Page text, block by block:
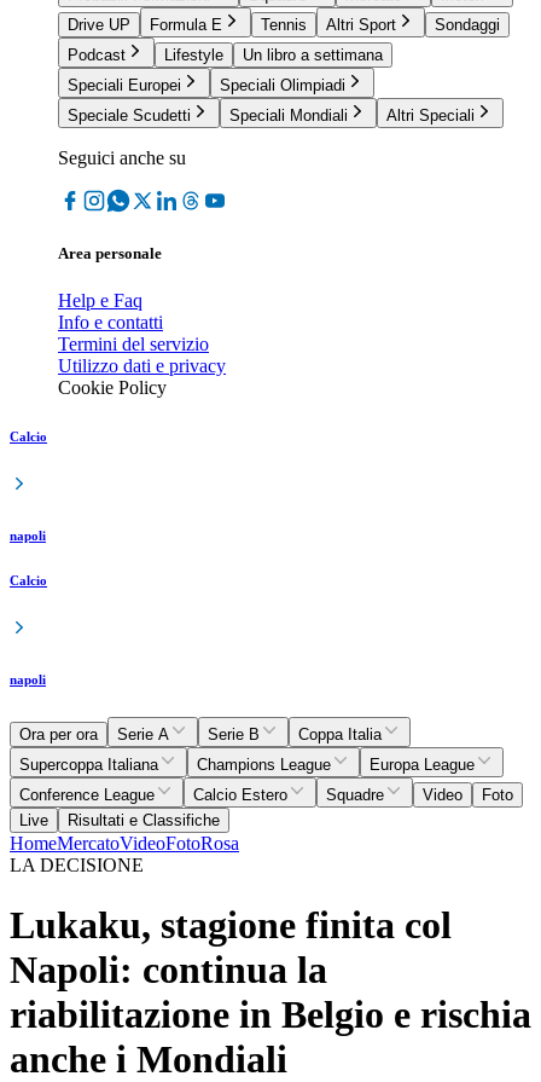
Drive UP
Formula E Tennis Altri Sport
Sondaggi
Podcast
Lifestyle
Un libro a settimana
Speciali Europei
Speciali Olimpiadi
Speciale Scudetti
Speciali Mondiali Altri Speciali
Seguici anche su
Area personale
Help e Faq
Info e contatti
Termini del servizio
Utilizzo dati e privacy
Cookie Policy
Calcio
napoli
Calcio
napoli
Ora per ora Serie A Serie B
Coppa Italia
Supercoppa Italiana
Champions League
Europa League
Conference League
Calcio Estero Squadre Video
Foto
Live
Risultati e Classifiche
HomeMercatoVideoFotoRosa
LA DECISIONE
Lukaku, stagione finita col
Napoli: continua la
riabilitazione in Belgio e rischia
anche i Mondiali